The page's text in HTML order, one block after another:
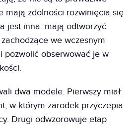
mają zdolności rozwinięcia się
jest inna: mają odtworzyć
we wczesnym
pozwolić obserwować je w
dwa modele. Pierwszy miał
w którym zarodek przyczepia
Drugi odwzorowuje etap